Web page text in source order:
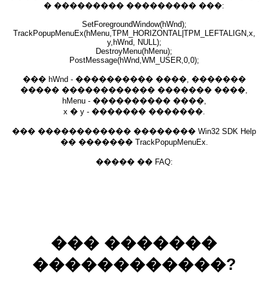
� ��������� ��������� ���:
SetForegroundWindow(hWnd);
TrackPopupMenuEx(hMenu,TPM_HORIZONTAL|TPM_LEFTALIGN,x,
y,hWnd, NULL);
DestroyMenu(hMenu);
PostMessage(hWnd,WM_USER,0,0);
��� hWnd - ���������� ����, �������
����� ������������ ������� ����,
hMenu - ���������� ����,
x � y - ������� �������.
��� ������������ �������� Win32 SDK Help
�� ������� TrackPopupMenuEx.
����� �� FAQ:
��� �������
������������?